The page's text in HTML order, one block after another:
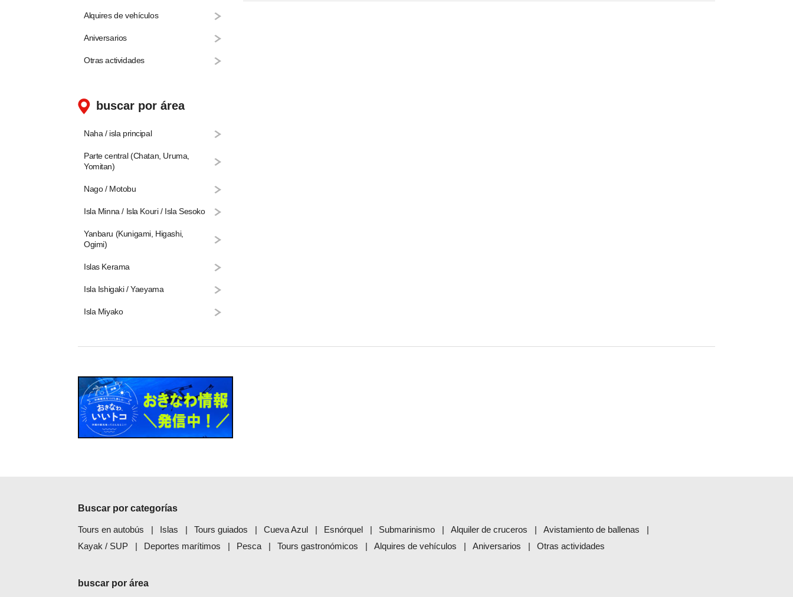
Alquires de vehículos
Aniversarios
Otras actividades
buscar por área
Naha / isla principal
Parte central (Chatan, Uruma,
Yomitan)
Nago / Motobu
Isla Minna / Isla Kouri / Isla Sesoko
Yanbaru (Kunigami, Higashi,
Ogimi)
Islas Kerama
Isla Ishigaki / Yaeyama
Isla Miyako
Buscar por categorías
Tours en autobús Islas Tours guiados Cueva Azul Esnórquel Submarinismo Alquiler de cruceros
Avistamiento de ballenas
Kayak / SUP
Deportes marítimos Pesca Tours gastronómicos Alquires de vehículos Aniversarios Otras actividades
buscar por área